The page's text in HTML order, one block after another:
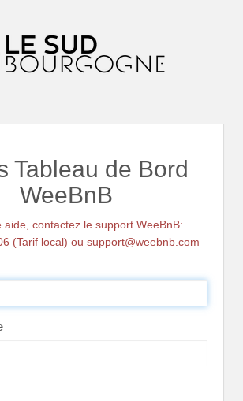
Tableau de Bord
WeeBnB
aide, contactez le support WeeBnB:
(Tarif local) ou support@weebnb.com